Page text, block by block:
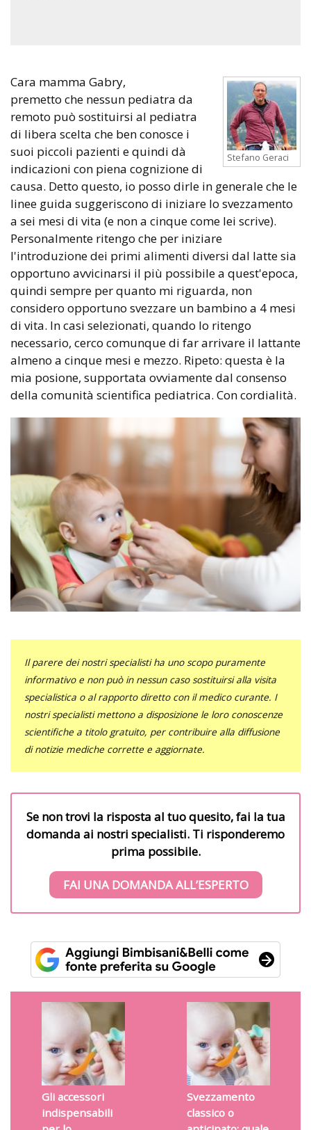
Stefano Geraci
Cara mamma Gabry,
premetto che nessun pediatra da
remoto può sostituirsi al pediatra
di libera scelta che ben conosce i
suoi piccoli pazienti e quindi dà
indicazioni con piena cognizione di
causa. Detto questo, io posso dirle in generale che le
linee guida suggeriscono di iniziare lo svezzamento
a sei mesi di vita (e non a cinque come lei scrive).
Personalmente ritengo che per iniziare
l'introduzione dei primi alimenti diversi dal latte sia
opportuno avvicinarsi il più possibile a quest'epoca,
quindi sempre per quanto mi riguarda, non
considero opportuno svezzare un bambino a 4 mesi
di vita. In casi selezionati, quando lo ritengo
necessario, cerco comunque di far arrivare il lattante
almeno a cinque mesi e mezzo. Ripeto: questa è la
mia posione, supportata ovviamente dal consenso
della comunità scientifica pediatrica. Con cordialità.
Il parere dei nostri specialisti ha uno scopo puramente
informativo e non può in nessun caso sostituirsi alla visita
specialistica o al rapporto diretto con il medico curante. I
nostri specialisti mettono a disposizione le loro conoscenze
scientifiche a titolo gratuito, per contribuire alla diffusione
di notizie mediche corrette e aggiornate.
Se non trovi la risposta al tuo quesito, fai la tua
domanda ai nostri specialisti. Ti risponderemo
prima possibile.
FAI UNA DOMANDA ALL’ESPERTO
Gli accessori
indispensabili
Svezzamento
classico o